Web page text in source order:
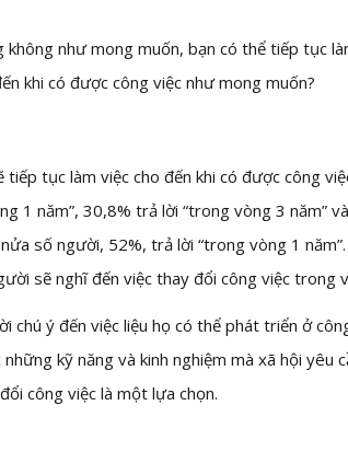
như mong muốn, bạn có thể tiếp tục
khi có được công việc như mong muốn?
tục làm việc cho đến khi có được công
1 năm”, 30,8% trả lời “trong vòng 3 năm”
số người, 52%, trả lời “trong vòng 1
sẽ nghĩ đến việc thay đổi công việc trong
chú ý đến việc liệu họ có thể phát triển ở
kỹ năng và kinh nghiệm mà xã hội yêu
công việc là một lựa chọn.